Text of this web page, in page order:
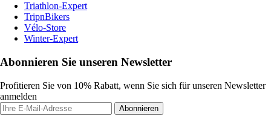
Triathlon-Expert
TripnBikers
Vélo-Store
Winter-Expert
Abonnieren Sie unseren Newsletter
Profitieren Sie von 10% Rabatt, wenn Sie sich für unseren Newsletter
anmelden
Abonnieren